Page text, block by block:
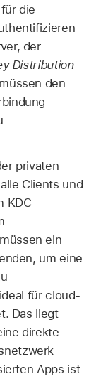
die
der
Distribution
den
privaten
Clients und
KDC
ein
um eine
für cloud-
Das liegt
direkte
Apps ist